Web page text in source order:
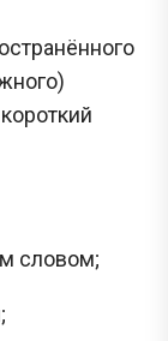
словом;